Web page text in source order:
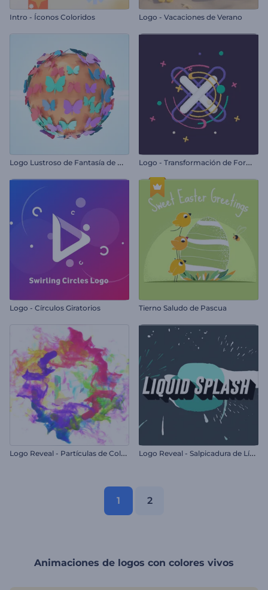
Intro - Íconos Coloridos Logo - Vacaciones de Verano
L
ogo Lustroso de Fantasía de Mariposa L
ogo - Transformación de Formas
Logo - Círculos Giratorios Tierno Saludo de Pascua
L
ogo Reveal - Partículas de Colores L
ogo Reveal - Salpicadura de Líquido
1 2
Animaciones de logos con colores vivos